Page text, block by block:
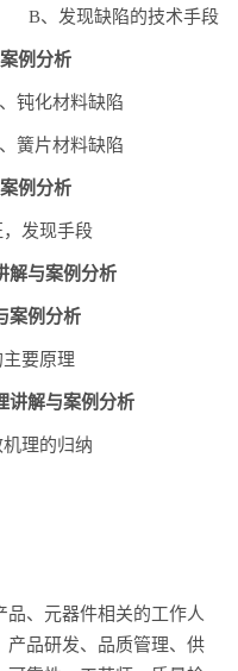
B、发现缺陷的技术手段
例分析
化材料缺陷
片材料缺陷
例分析
发现手段
解与案例分析
案例分析
要原理
讲解与案例分析
理的归纳
、元器件相关的工作人
产品研发、品质管理、供